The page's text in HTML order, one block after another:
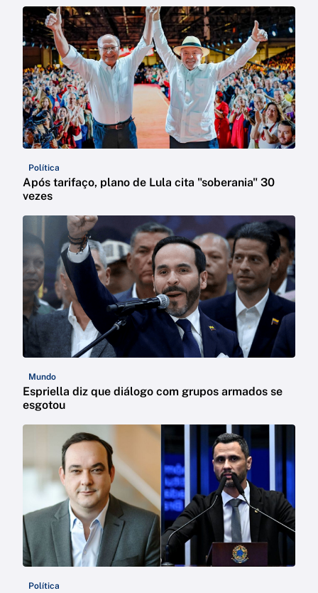
Política
Após tarifaço, plano de Lula cita "soberania" 30
vezes
Mundo
Espriella diz que diálogo com grupos armados se
esgotou
Política